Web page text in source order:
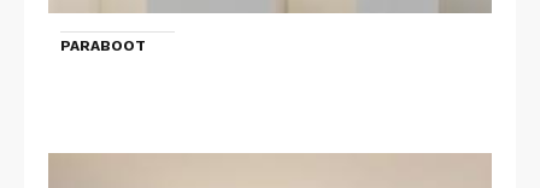
PARABOOT